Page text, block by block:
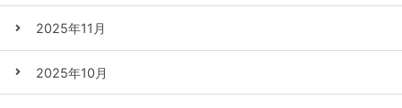
2025年11月
2025年10月